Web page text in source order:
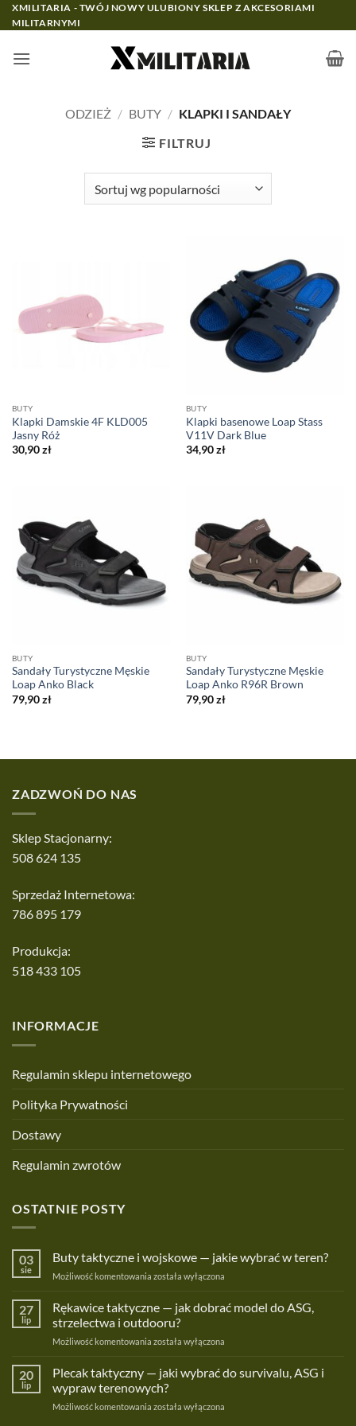
Przewiń
do
XMILITARIA - TWÓJ NOWY ULUBIONY SKLEP Z AKCESORIAMI
MILITARNYMI
ODZIEŻ / BUTY / KLAPKI I SANDAŁY
FILTRUJ
BUTY
Klapki Damskie 4F KLD005
Jasny Róż
30,90zł
BUTY
Klapki basenowe Loap Stass
V11V Dark Blue
34,90zł
BUTY
Sandały Turystyczne Męskie
Loap Anko Black
79,90zł
BUTY
Sandały Turystyczne Męskie
Loap Anko R96R Brown
79,90zł
ZADZWOŃ DO NAS
Sklep Stacjonarny:
508 624 135
Sprzedaż Internetowa:
786 895 179
Produkcja:
518 433 105
INFORMACJE
Regulamin sklepu internetowego
Polityka Prywatności
Dostawy
Regulamin zwrotów
OSTATNIE POSTY
03
sie
Buty taktyczne i wojskowe — jakie wybrać w teren?
Możliwość komentowania Buty
wojskowe
—
jakie
teren?
została wyłączona
27
lip
Rękawice taktyczne — jak dobrać model do ASG,
strzelectwa i outdooru?
Możliwość komentowania Rękawice
jak
dobrać
model
została wyłączona
20
lip
Plecak taktyczny — jaki wybrać do survivalu, ASG i
wypraw terenowych?
Możliwość komentowania Plecak
została wyłączona